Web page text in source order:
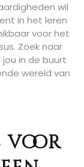
wil
in het leren
voor het
Zoek naar
in de buurt
wereld van
voor